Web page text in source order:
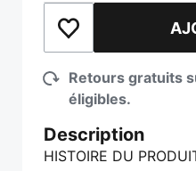
Ajouter à la liste
Retours gratuits
éligibles.
Description
HISTOIRE DU